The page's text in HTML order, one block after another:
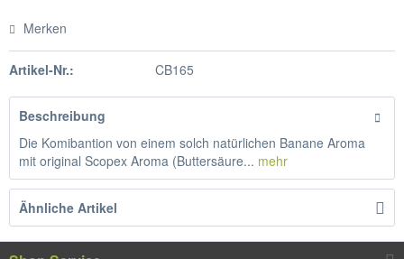
Merken
Artikel-Nr.: CB165
Beschreibung
Die Komibantion von einem solch natürlichen Banane Aroma
mit original Scopex Aroma (Buttersäure... mehr
Ähnliche Artikel